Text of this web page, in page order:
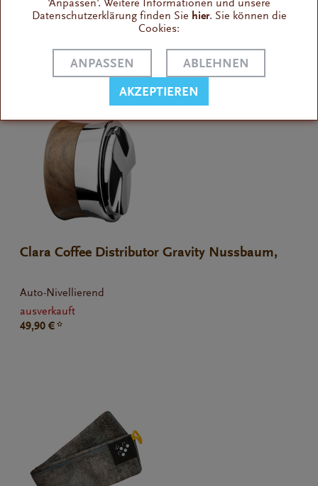
ausverkauft
Clara Coffee Distributor Gravity Nussbaum,
Auto-Nivellierend
ausverkauft
49,90 € *
'Anpassen'. Weitere Informationen und unsere
Datenschutzerklärung finden Sie hier. Sie können die
Cookies:
ANPASSEN
ABLEHNEN
AKZEPTIEREN